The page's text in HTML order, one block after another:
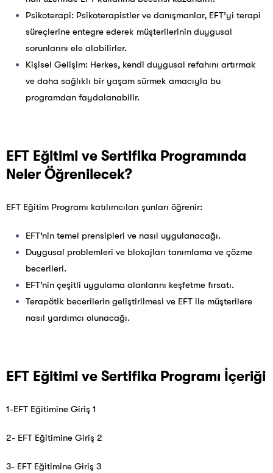
Psikoterapi: Psikoterapistler ve danışmanlar, EFT’yi terapi
süreçlerine entegre ederek müşterilerinin duygusal
sorunlarını ele alabilirler.
Kişisel Gelişim: Herkes, kendi duygusal refahını artırmak
ve daha sağlıklı bir yaşam sürmek amacıyla bu
programdan faydalanabilir.
EFT Eğitimi ve Sertifika Programında
Neler Öğrenilecek?
EFT Eğitim Programı katılımcıları şunları öğrenir:
EFT’nin temel prensipleri ve nasıl uygulanacağı.
Duygusal problemleri ve blokajları tanımlama ve çözme
becerileri.
EFT’nin çeşitli uygulama alanlarını keşfetme fırsatı.
Terapötik becerilerin geliştirilmesi ve EFT ile müşterilere
nasıl yardımcı olunacağı.
EFT Eğitimi ve Sertifika Programı İçeriği
1-EFT Eğitimine Giriş 1
2- EFT Eğitimine Giriş 2
3- EFT Eğitimine Giriş 3